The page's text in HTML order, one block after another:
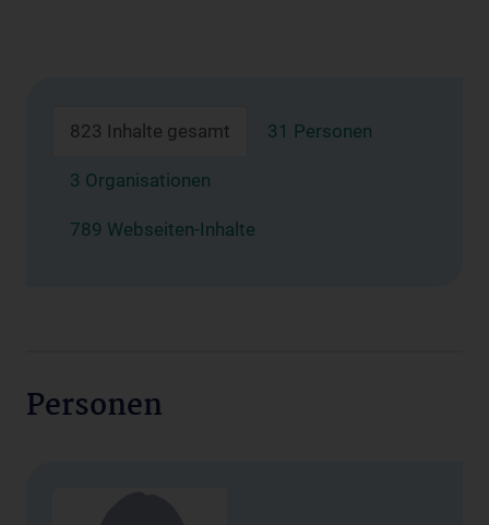
823 Inhalte gesamt 31 Personen
3 Organisationen
789 Webseiten-Inhalte
Personen